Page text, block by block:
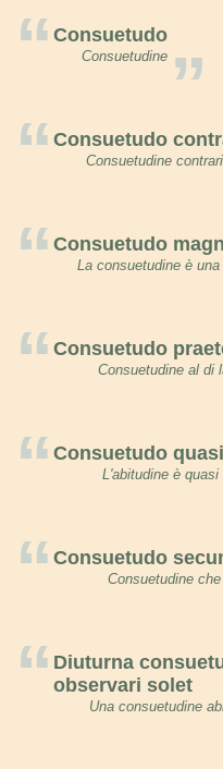
“ Consuetudo
”
Consuetudine
“ Consuetudo
Consuetudine
“ Consuetudo
La consuetudine è
“ Consuetudo
Consuetudine al di
“ Consuetudo
L'abitudine è
“ Consuetudo
Consuetudine
“ Diuturna
observari solet
Una consuetudine